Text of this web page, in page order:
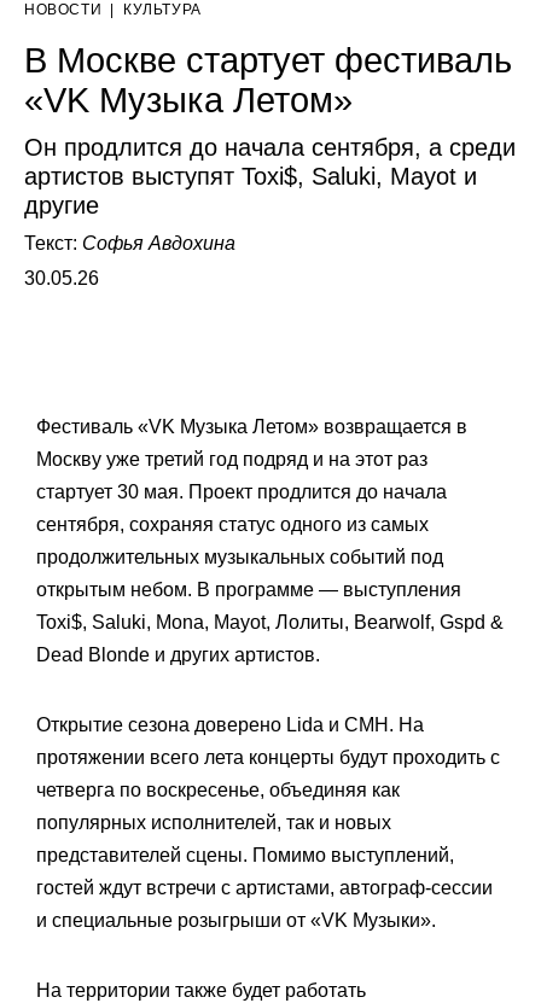
НОВОСТИ КУЛЬТУРА
В Москве стартует фестиваль
«VK Музыка Летом»
Он продлится до начала сентября, а среди
артистов выступят Toxi$, Saluki, Mayot и
другие
Текст: Софья Авдохина
30.05.26
Фестиваль «VK Музыка Летом» возвращается в
Москву уже третий год подряд и на этот раз
стартует 30 мая. Проект продлится до начала
сентября, сохраняя статус одного из самых
продолжительных музыкальных событий под
открытым небом. В программе — выступления
Toxi$, Saluki, Mona, Mayot, Лолиты, Bearwolf, Gspd &
Dead Blonde и других артистов.
Открытие сезона доверено Lida и CMH. На
протяжении всего лета концерты будут проходить с
четверга по воскресенье, объединяя как
популярных исполнителей, так и новых
представителей сцены. Помимо выступлений,
гостей ждут встречи с артистами, автограф-сессии
и специальные розыгрыши от «VK Музыки».
На территории также будет работать